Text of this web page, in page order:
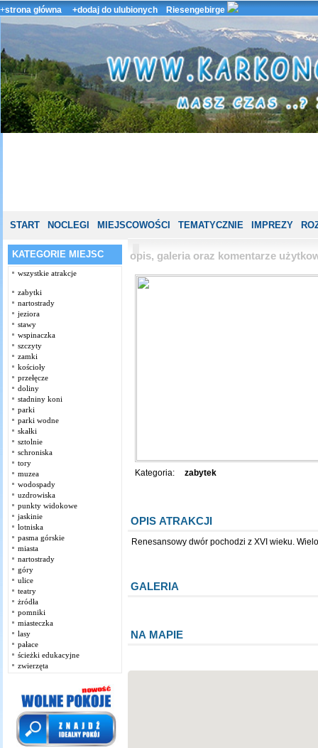
+strona główna +dodaj do ulubionych Riesengebirge
START NOCLEGI MIEJSCOWOŚCI TEMATYCZNIE IMPREZY
KATEGORIE MIEJSC
wszystkie atrakcje
zabytki
nartostrady
jeziora
stawy
wspinaczka
szczyty
zamki
kościoły
przełęcze
doliny
stadniny koni
parki
parki wodne
skałki
sztolnie
schroniska
tory
muzea
wodospady
uzdrowiska
punkty widokowe
jaskinie
lotniska
pasma górskie
miasta
nartostrady
góry
ulice
teatry
żródła
pomniki
miasteczka
lasy
pałace
ścieżki edukacyjne
zwierzęta
opis, galeria oraz komentarze
Kategoria: zabytek
OPIS ATRAKCJI
Renesansowy dwór pochodzi z XVI wieku.
GALERIA
NA MAPIE